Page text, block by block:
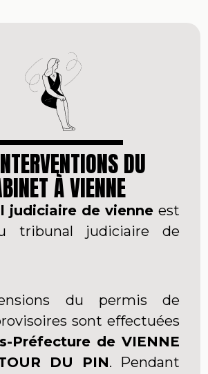
DU
À VIENNE
judiciaire de vienne est
tribunal judiciaire de
du permis de
sont effectuées
Préfecture de VIENNE
DU PIN. Pendant